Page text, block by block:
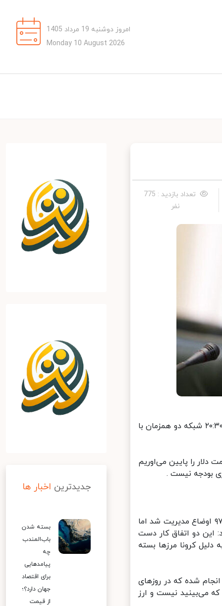
امروز دوشنبه 19 مرداد 1405
Monday 10 August 2026
تعداد بازدید : 775
نفر
«عبدالناصر همتی» رئیس کل بانک مرکزی امشب در برنامه بدون تعارف خبر ۲۰:۳۰ شبکه دو همزمان با
دلار را پایین می‌اوریم
بودجه نیست .
رئیس کل بانک مرکزی، به دلایل رشد قیمت دلار اشاره کرد و گفت : در سال ۹۷ اوضاع مدیریت شد اما
این دو اتفاق کار دست
کرونا مرزها بسته
شده که در روزهای
می‌بینید نیست و ارز
جدیدترین اخبار ها
بسته شدن
باب‌المندب
چه
پیامدهایی
برای اقتصاد
جهان دارد؟؛
از قیمت